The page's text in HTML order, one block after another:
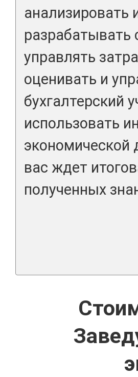
анализировать
разрабатывать
управлять
оценивать и
бухгалтерский
использовать
экономической
вас ждет
полученных